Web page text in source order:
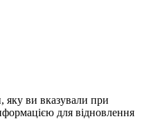
яку ви вказували при
для відновлення